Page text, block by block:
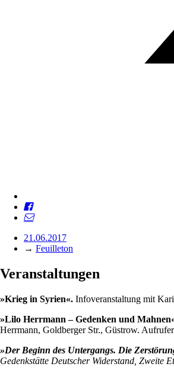
21.06.2017
→ Feuilleton
Veranstaltungen
»Krieg in Syrien«. Infoveranstaltung mit
»Lilo Herrmann – Gedenken und
Herrmann, Goldberger Str., Güstrow.
»Der Beginn des Untergangs. Die
Gedenkstätte Deutscher Widerstand, Zweite